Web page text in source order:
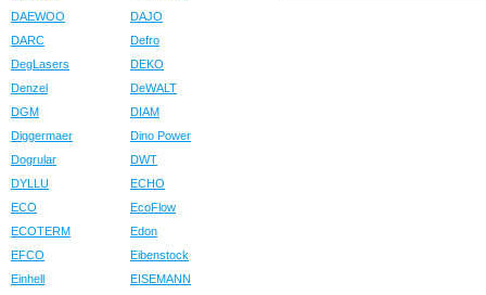
DAEWOO
DAJO
DARC
Defro
DegLasers
DEKO
Denzel
DeWALT
DGM
DIAM
Diggermaer
Dino Power
Dogrular
DWT
DYLLU
ECHO
ECO
EcoFlow
ECOTERM
Edon
EFCO
Eibenstock
Einhell
EISEMANN